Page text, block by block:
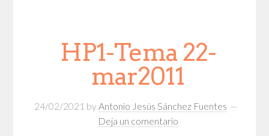
HP1-Tema 22-
mar2011
24/02/2021 by Antonio Jesús Sánchez Fuentes
Deja un comentario